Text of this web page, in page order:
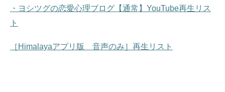
・ヨシツグの恋愛心理ブログ【通常】YouTube再生リス
ト
［Himalayaアプリ版 音声のみ］再生リスト